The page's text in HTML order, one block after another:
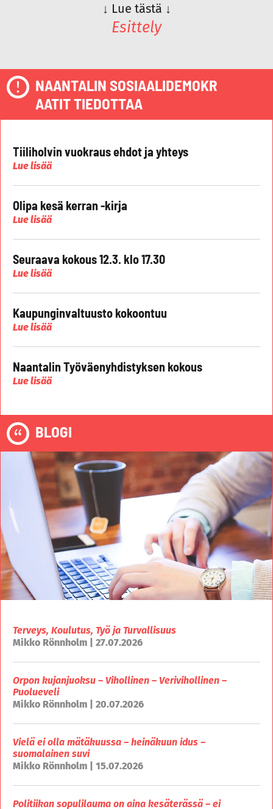
↓ Lue tästä ↓
Esittely
NAANTALIN SOSIAALIDEMOKR
AATIT TIEDOTTAA
Tiiliholvin vuokraus ehdot ja yhteys
Lue lisää
Olipa kesä kerran -kirja
Lue lisää
Seuraava kokous 12.3. klo 17.30
Lue lisää
Kaupunginvaltuusto kokoontuu
Lue lisää
Naantalin Työväenyhdistyksen kokous
Lue lisää
BLOGI
Terveys, Koulutus, Työ ja Turvallisuus
Mikko Rönnholm | 27.07.2026
Orpon kujanjuoksu – Vihollinen – Verivihollinen –
Puolueveli
Mikko Rönnholm | 20.07.2026
Vielä ei olla mätäkuussa – heinäkuun idus –
suomalainen suvi
Mikko Rönnholm | 15.07.2026
Politiikan sopulilauma on aina kesäterässä – ei